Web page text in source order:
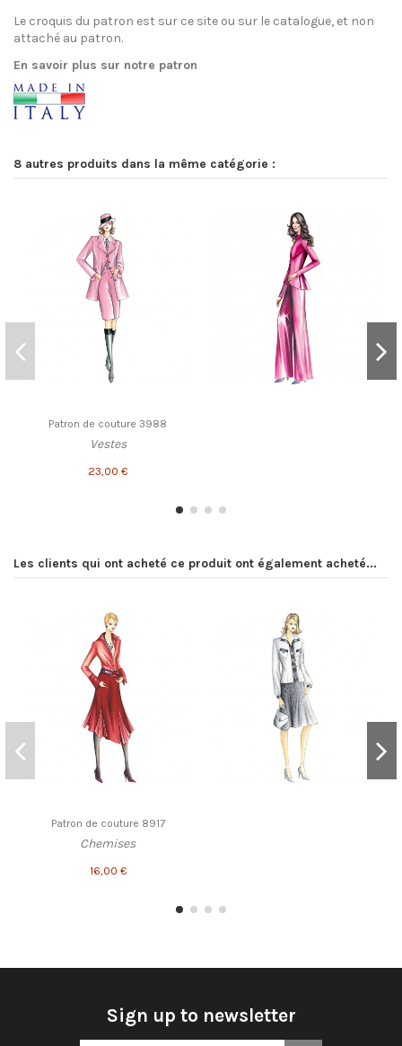
Le croquis du patron est sur ce site ou sur le catalogue, et non
attaché au patron.
En savoir plus sur notre patron
8 autres produits dans la même catégorie :
Patron de couture 3988
Vestes
23,00 €
Les clients qui ont acheté ce produit ont également acheté...
Patron de couture 8917
Chemises
16,00 €
Sign up to newsletter